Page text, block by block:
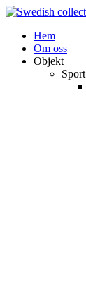
Hem
Om oss
Objekt
Sport